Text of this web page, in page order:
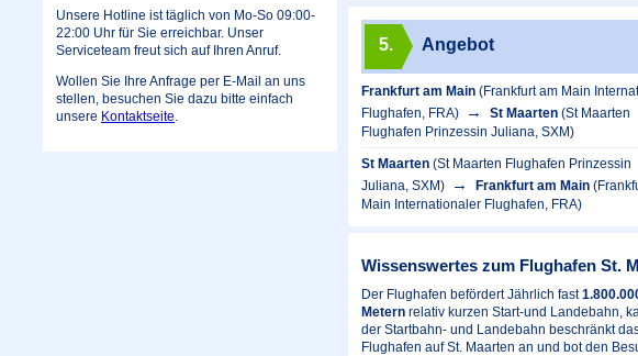
5. Angebot
Frankfurt am Main (Frankfurt am Main
Flughafen, FRA)
St Maarten (St Maarten
Flughafen Prinzessin Juliana, SXM)
St Maarten (St Maarten Flughafen Prinzessin
Juliana, SXM)
Frankfurt am Main
Main Internationaler Flughafen, FRA)
Wissenswertes zum Flughafen St.
Der Flughafen befördert Jährlich fast
Meternrelativ kurzen Start-und Landebahn,
der Startbahn- und Landebahn beschränkt
Flughafen auf St. Maarten an und bot den
Unsere Hotline ist täglich von Mo-So 09:00-
22:00 Uhr für Sie erreichbar. Unser
Serviceteam freut sich auf Ihren Anruf.
Wollen Sie Ihre Anfrage per E-Mail an uns
stellen, besuchen Sie dazu bitte einfach
unsere Kontaktseite